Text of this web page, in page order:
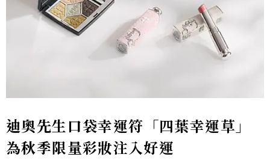
迪奧先生口袋幸運符「四葉幸運草」
為秋季限量彩妝注入好運